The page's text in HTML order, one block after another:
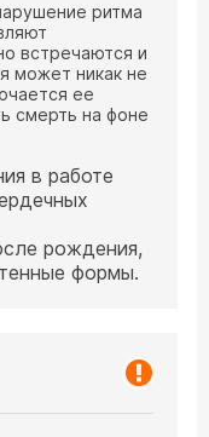
ритма
встречаются и
может никак не
ее
смерть на фоне
в работе
рождения,
формы.